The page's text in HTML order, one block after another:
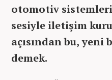
otomotiv
sesiyle iletişim
açısından bu, yeni
demek.